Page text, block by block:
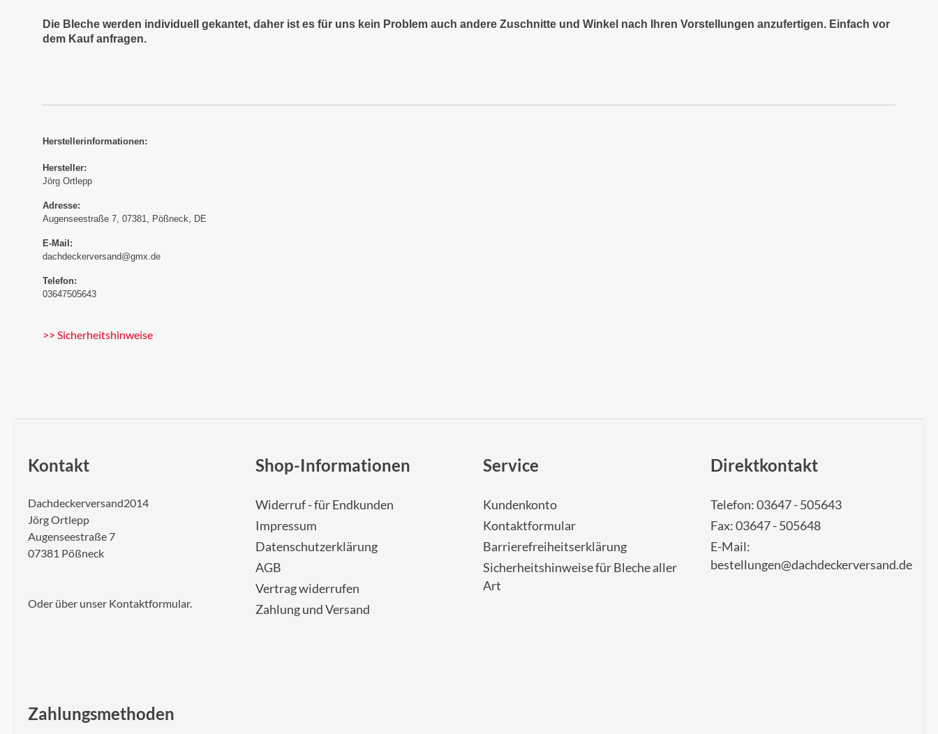
Die Bleche werden individuell gekantet, daher ist es für uns kein Problem auch andere Zuschnitte und Winkel nach Ihren Vorstellungen anzufertigen. Einfach vor
dem Kauf anfragen.
Herstellerinformationen:
Hersteller:
Jörg Ortlepp
Adresse:
Augenseestraße 7, 07381, Pößneck, DE
E-Mail:
dachdeckerversand@gmx.de
Telefon:
03647505643
>> Sicherheitshinweise
Kontakt
Dachdeckerversand2014
Jörg Ortlepp
Augenseestraße 7
07381 Pößneck
Oder über unser Kontaktformular.
Shop-Informationen
Widerruf - für Endkunden
Impressum
Datenschutzerklärung
AGB
Vertrag widerrufen
Zahlung und Versand
Service
Kundenkonto
Kontaktformular
Barrierefreiheitserklärung
Sicherheitshinweise für Bleche aller
Art
Direktkontakt
Telefon: 03647 - 505643
Fax: 03647 - 505648
E-Mail:
bestellungen@dachdeckerversand.de
Zahlungsmethoden